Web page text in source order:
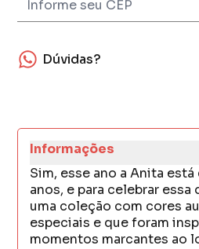
Dúvidas?
Informações
Sim, esse ano a Anita
anos, e para celebrar essa
uma coleção com cores
especiais e que foram
momentos marcantes ao